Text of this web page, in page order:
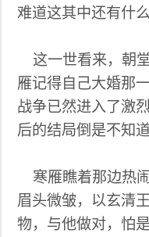
难道这其中还有什
这一世看来，朝
雁记得自己大婚那
战争已然进入了激
后的结局倒是不知道
寒雁瞧着那边热
眉头微皱，以玄清
物，与他做对，怕